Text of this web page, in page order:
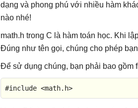
dạng và phong phú với nhiều hàm
nào nhé!
math.h trong C là hàm toán học. Khi
Đúng như tên gọi, chúng cho phép
Để sử dụng chúng, bạn phải bao gồm
#include <math.h>